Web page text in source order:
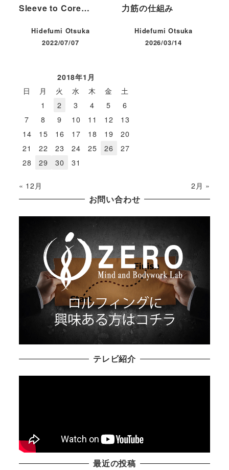
Sleeve to Core…
Hidefumi Otsuka
投稿日
2022/07/07
力筋の仕組み
Hidefumi Otsuka
投稿日
2026/03/14
2018年1月
日
月 火 水 木 金
土
1
2 3 4 5
6
7
8 9 10 11 12
13
14
15 16 17 18 19
20
21
22 23 24 25 26
27
28
29 30 31
« 12月 2月 »
お問い合わせ
テレビ紹介
最近の投稿